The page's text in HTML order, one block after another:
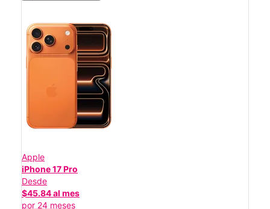
Apple
iPhone 17 Pro
Desde
$45.84 al mes
por 24 meses